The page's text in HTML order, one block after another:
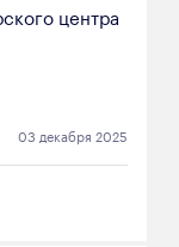
центра
03 декабря 2025